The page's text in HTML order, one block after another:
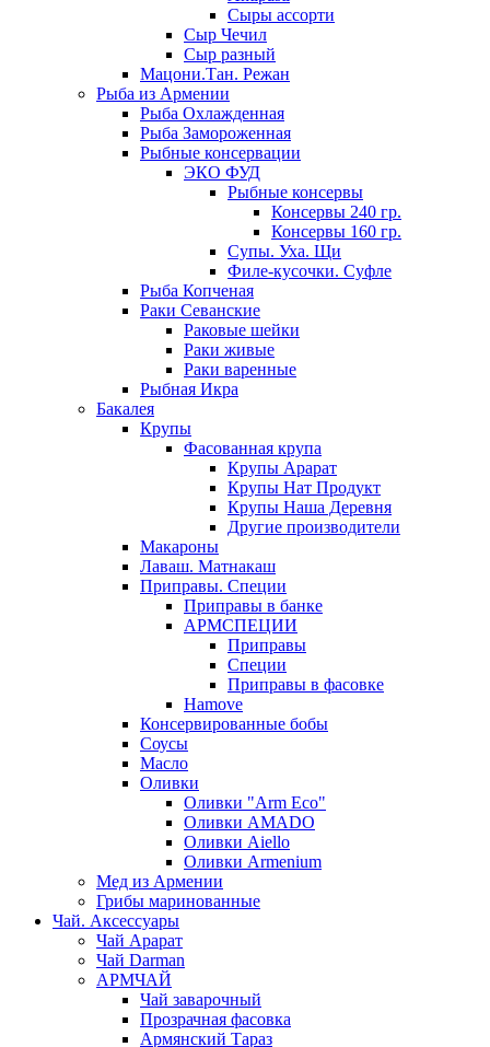
Сыры ассорти
Сыр Чечил
Сыр разный
Мацони.Тан. Режан
Рыба из Армении
Рыба Охлажденная
Рыба Замороженная
Рыбные консервации
ЭКО ФУД
Рыбные консервы
Консервы 240 гр.
Консервы 160 гр.
Супы. Уха. Щи
Филе-кусочки. Суфле
Рыба Копченая
Раки Севанские
Раковые шейки
Раки живые
Раки варенные
Рыбная Икра
Бакалея
Крупы
Фасованная крупа
Крупы Арарат
Крупы Нат Продукт
Крупы Наша Деревня
Другие производители
Макароны
Лаваш. Матнакаш
Приправы. Специи
Приправы в банке
АРМСПЕЦИИ
Приправы
Специи
Приправы в фасовке
Hamove
Консервированные бобы
Соусы
Масло
Оливки
Оливки "Arm Eco"
Оливки AMADO
Оливки Aiello
Оливки Armenium
Мед из Армении
Грибы маринованные
Чай. Аксессуары
Чай Арарат
Чай Darman
АРМЧАЙ
Чай заварочный
Прозрачная фасовка
Армянский Тараз